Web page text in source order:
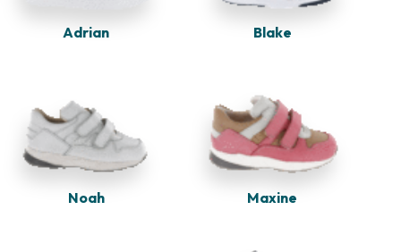
Adrian Blake
Noah Maxine